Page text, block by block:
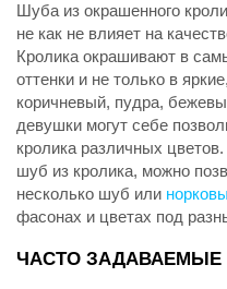
Шуба из окрашенного
не как не влияет на
Кролика окрашивают в
оттенки и не только в
коричневый, пудра,
девушки могут себе
кролика различных
шуб из кролика, можно
несколько шуб или
фасонах и цветах под
ЧАСТО